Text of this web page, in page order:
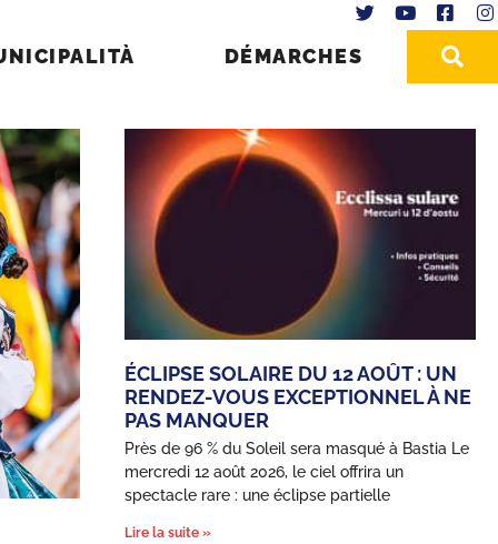
DÉMARCHES
ÉCLIPSE SOLAIRE DU 12 AOÛT : UN
RENDEZ-VOUS EXCEPTIONNEL À NE
PAS MANQUER
Près de 96 % du Soleil sera masqué à Bastia Le
mercredi 12 août 2026, le ciel offrira un
spectacle rare : une éclipse partielle
Lire la suite »